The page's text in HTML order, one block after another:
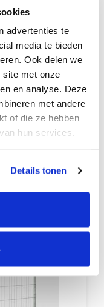
advertenties te
media te bieden
Ook delen we
site met onze
en analyse. Deze
met andere
of die ze hebben
hun services.
Door op
met het gebruik
ons privacy
Details tonen
Bekijk product